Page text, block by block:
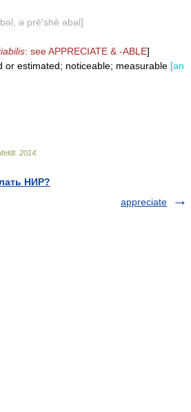
ə prē′shē əbəl]
: seeAPPRECIATE & -ABLE]
or estimated; noticeable; measurable [an
. 2014
НИР?
appreciate